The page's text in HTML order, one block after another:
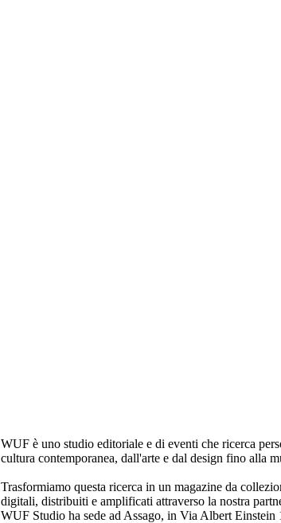
WUF è uno studio editoriale e di eventi che ricerca
cultura contemporanea, dall'arte e dal design fino alla
Trasformiamo questa ricerca in un magazine da
digitali, distribuiti e amplificati attraverso la nostra
WUF Studio ha sede ad Assago, in Via Albert Einstein